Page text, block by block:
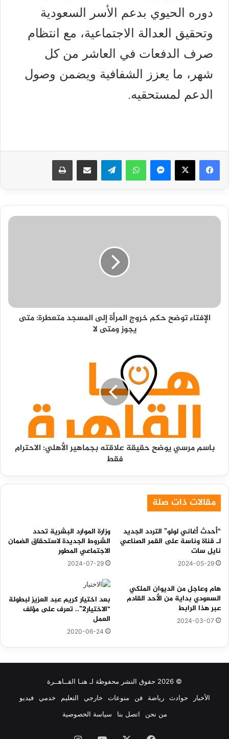
دوره الحيوي بدعم الأسر السعودية
وتحقيق العدالة الاجتماعية، مع انتظام
صرف الدفعات في العاشر من كل
شهر، ما يعزز الشفافية ويضمن وصول
الدعم لمستحقيه.
فيسبوك ‫X ماسنجر واتساب تيلقرام مشاركة عبر البريد طباعة
الإفتاء
متى
يجوزالإفتاء توضح حكم خروج المرأة إلى المسجد متعطرة: متى
يجوز ومتى لا
بجماهير
باسم مرسي يوضح حقيقة علاقته بجماهير الأهلي: الاحترام
فقط
مقالات ذات صلة
“أحدث أغاني لولو” التردد الجديد
لـ قناة وناسة على القمر الصناعي
نايل سات
2024-05-29
وزارة الموارد البشرية تحدد
الشروط الجديدة لاستحقاق الضمان
الاجتماعي المطور
2024-07-29
هام وعاجل من الديوان الملكي
السعودي بداية من الأحد القادم
عبر هذا الرابط
2024-03-07
بعد اختيار كريم عبد العزيز لبطولة
“الاختيار٢”.. تعرف على مؤلف
العمل
2020-06-24
© 2026 حقوق النشر محفوظة لـ هنـا القــاهــرة
الأخبار
حوادث رياضة فن منوعات خارجي التعليم خدمي
فيديو
من نحن
اتصل بنا سياسة الخصوصية